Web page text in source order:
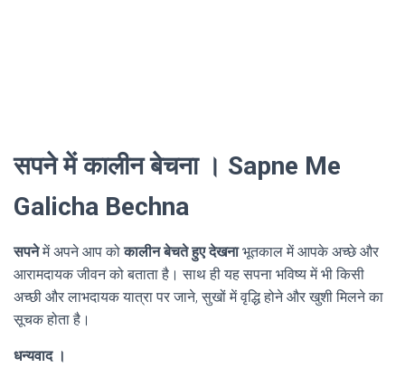
सपने में कालीन बेचना । Sapne Me
Galicha Bechna
सपनेमें अपने आप कोकालीन बेचते हुए देखनाभूतकाल में आपके अच्छे और
आरामदायक जीवन को बताता है। साथ ही यह सपना भविष्य में भी किसी
अच्छी और लाभदायक यात्रा पर जाने, सुखों में वृद्धि होने और खुशी मिलने का
सूचक होता है।
धन्यवाद ।